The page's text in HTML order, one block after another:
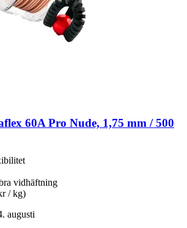
60A Pro Nude, 1,75 mm / 500
vidhäftning
/ kg)
augusti